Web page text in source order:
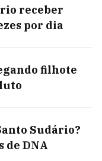
receber
por dia
filhote
Sudário?
de DNA